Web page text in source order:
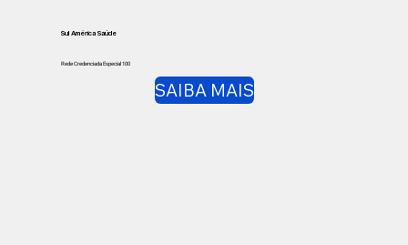
Sul América Saúde
Rede Credenciada Especial 100
SAIBA MAIS